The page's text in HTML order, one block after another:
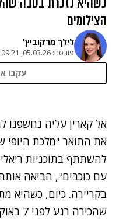
הצילומים
לילך מרקוביץ'
פורסם: 05.03.26, 09:21
עקבו
את התואר "מלכת היופי
להשתתף בתוכניות
עם כוכבים", הביאה
בקריירה. כיום, כשהיא